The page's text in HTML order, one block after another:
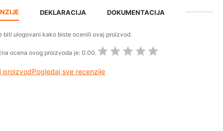
DEKLARACIJA DOKUMENTACIJA
biti ulogovani kako biste ocenili ovaj proizvod.
ocena ovog proizvoda je: 0.00.
proizvodPogledaj sve recenzije